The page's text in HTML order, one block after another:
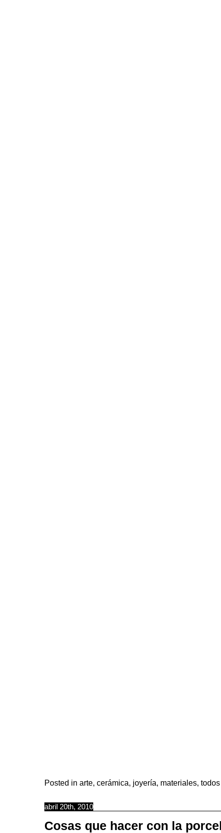
Posted in arte, cerámica, joyería, materiales, todos
abril 20th, 2010
Cosas que hacer con la